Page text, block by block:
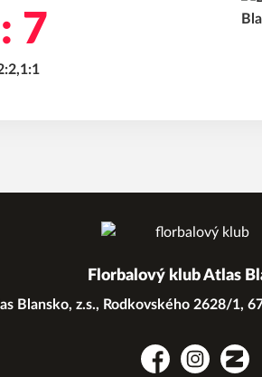
7
Florbalový klub Atlas
Blansko, z.s., Rodkovského 2628/1,
FacebookInstagram